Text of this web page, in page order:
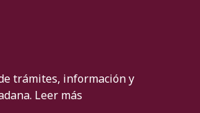
trámites, información y
Leer más